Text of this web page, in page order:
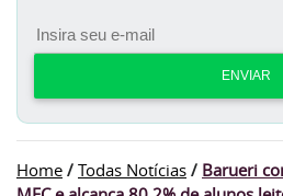
ENVIAR
Home / Todas Notícias / Barueri